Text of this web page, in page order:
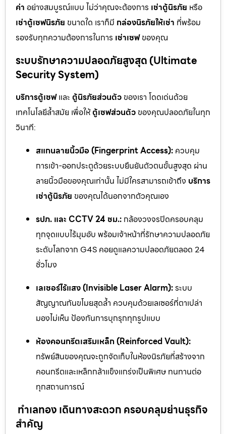
ค่า อย่างสมบูรณ์แบบ ไม่ว่าคุณจะต้องการ เช่าตู้นิรภัย หรือ
เช่าตู้เซฟนิรภัย ขนาดใด เราก็มี กล่องนิรภัยให้เช่า ที่พร้อม
รองรับทุกความต้องการในการ เช่าเซฟของคุณ
ระบบรักษาความปลอดภัยสูงสุด (Ultimate
Security System)
บริการตู้เซฟและ ตู้นิรภัยส่วนตัว ของเรา โดดเด่นด้วย
เทคโนโลยีล้ำสมัย เพื่อให้ตู้เซฟส่วนตัว ของคุณปลอดภัยในทุก
วินาที:
สแกนลายนิ้วมือ (Fingerprint Access): ควบคุม
การเข้า-ออกประตูด้วยระบบยืนยันตัวตนขั้นสูงสุด ผ่าน
ลายนิ้วมือของคุณเท่านั้น ไม่มีใครสามารถเข้าถึง บริการ
เช่าตู้นิรภัย ของคุณได้นอกจากตัวคุณเอง
รปภ. และ CCTV 24 ชม.: กล้องวงจรปิดครอบคลุม
ทุกจุดแบบไร้มุมอับ พร้อมเจ้าหน้าที่รักษาความปลอดภัย
ระดับโลกจาก G4S คอยดูแลความปลอดภัยตลอด 24
ชั่วโมง
เลเซอร์ไร้แสง (Invisible Laser Alarm):ระบบ
สัญญาณกันขโมยสุดล้ำ ควบคุมด้วยเลเซอร์ที่ตาเปล่า
มองไม่เห็น ป้องกันการบุกรุกทุกรูปแบบ
ห้องคอนกรีตเสริมเหล็ก (Reinforced Vault):
ทรัพย์สินของคุณจะถูกจัดเก็บในห้องนิรภัยที่สร้างจาก
คอนกรีตและเหล็กกล้าแข็งแกร่งเป็นพิเศษ ทนทานต่อ
ทุกสถานการณ์
ทำเลทอง เดินทางสะดวก ครอบคลุมย่านธุรกิจ
สำคัญ